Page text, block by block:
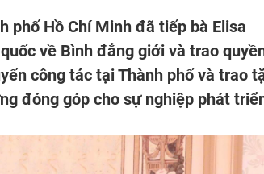
phố Hồ Chí Minh đã tiếp bà Elisa
về Bình đẳng giới và trao
công tác tại Thành phố và trao
đóng góp cho sự nghiệp phát